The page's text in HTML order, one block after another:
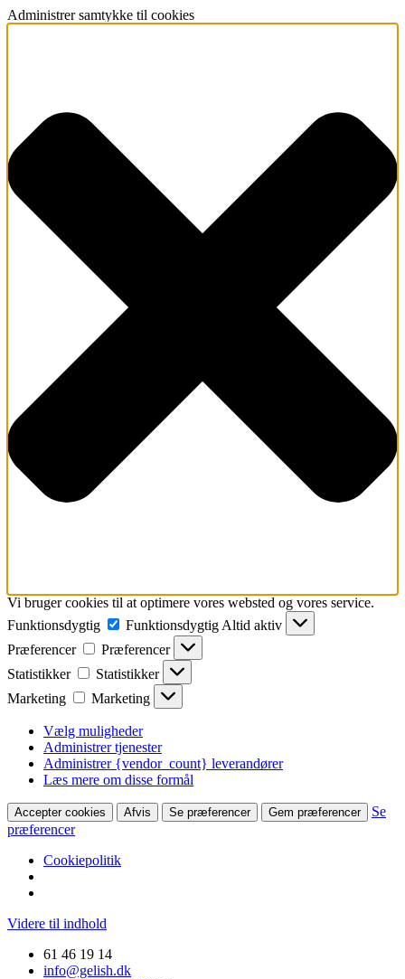
Administrer samtykke til cookies
Vi bruger cookies til at optimere vores websted og vores service.
Funktionsdygtig
Funktionsdygtig Altid aktiv
Præferencer
Præferencer
Statistikker
Statistikker
Marketing
Marketing
Vælg muligheder
Administrer tjenester
Administrer {vendor_count} leverandører
Læs mere om disse formål
Accepter cookies Afvis Se præferencer Gem præferencer
Se
præferencer
Cookiepolitik
Videre til indhold
61 46 19 14
info@gelish.dk